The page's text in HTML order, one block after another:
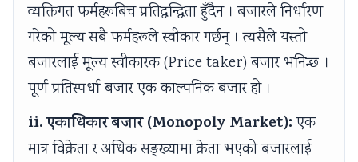
व्यक्तिगत फर्महरूबिच प्रतिद्वन्द्विता हुँदैन । बजारले निर्धारण
गरेको मूल्य सबै फर्महरूले स्वीकार गर्छन् । त्यसैले यस्तो
बजारलाई मूल्य स्वीकारक (Price taker) बजार भनिन्छ ।
पूर्ण प्रतिस्पर्धा बजार एक काल्पनिक बजार हो ।
ii. एकाधिकार बजार (Monopoly Market):एक
मात्र विक्रेता र अधिक सङ्ख्यामा क्रेता भएको बजारलाई